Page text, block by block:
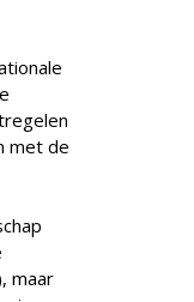
met de
maar